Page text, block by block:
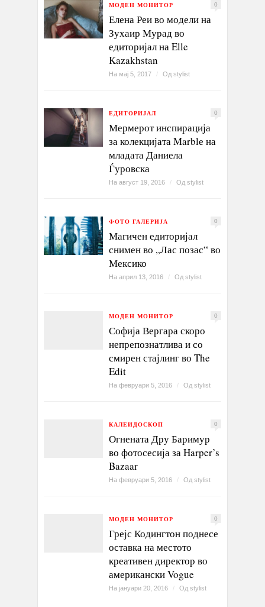
МОДЕН МОНИТОР 0
Елена Реи во модели на
Зухаир Мурад во
едиторијал на Elle
Kazakhstan
На мај 5, 2017 / Од stylist
ЕДИТОРИЈАЛ 0
Мермерот инспирација
за колекцијата Marblе на
младата Даниела
Ѓуровска
На август 19, 2016 / Од stylist
ФОТО ГАЛЕРИЈА 0
Магичен едиторијал
снимен во „Лас позас“ во
Мексико
На април 13, 2016 / Од stylist
МОДЕН МОНИТОР 0
Софија Вергара скоро
непрепознатлива и со
смирен стајлинг во The
Edit
На февруари 5, 2016 / Од stylist
КАЛЕИДОСКОП 0
Огнената Дру Баримур
во фотосесија за Harper’s
Bazaar
На февруари 5, 2016 / Од stylist
МОДЕН МОНИТОР 0
Грејс Кодингтон поднесе
оставка на местото
креативен директор во
американски Vogue
На јануари 20, 2016 / Од stylist